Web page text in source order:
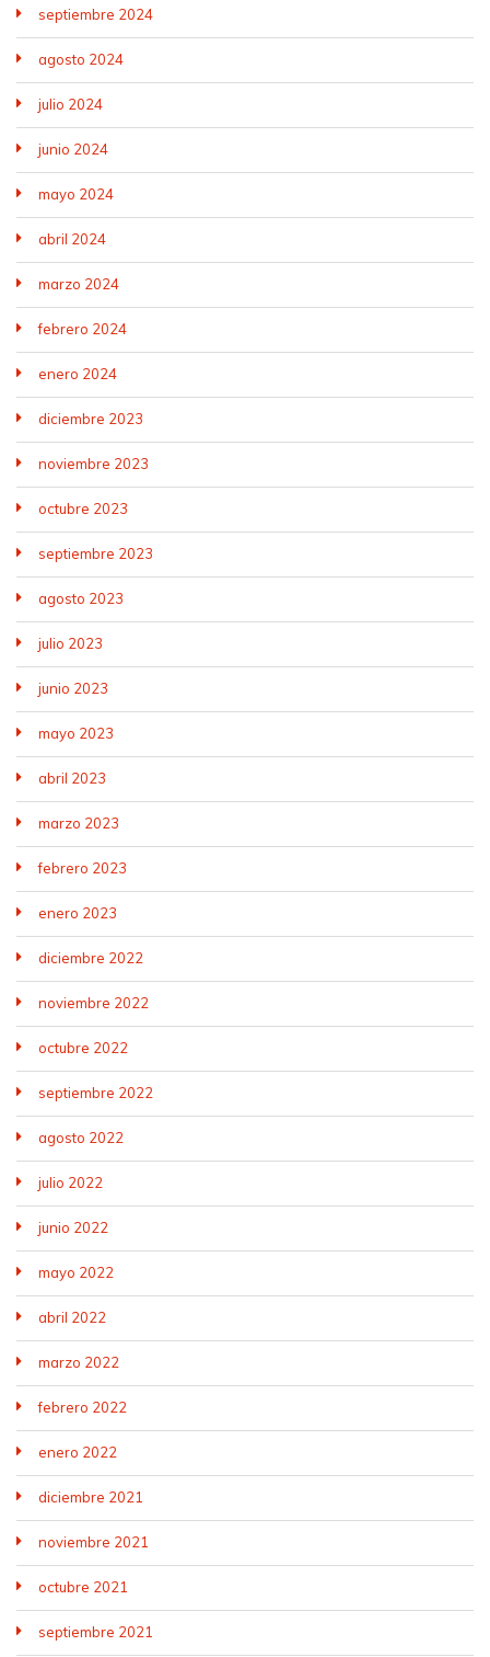
septiembre 2024
agosto 2024
julio 2024
junio 2024
mayo 2024
abril 2024
marzo 2024
febrero 2024
enero 2024
diciembre 2023
noviembre 2023
octubre 2023
septiembre 2023
agosto 2023
julio 2023
junio 2023
mayo 2023
abril 2023
marzo 2023
febrero 2023
enero 2023
diciembre 2022
noviembre 2022
octubre 2022
septiembre 2022
agosto 2022
julio 2022
junio 2022
mayo 2022
abril 2022
marzo 2022
febrero 2022
enero 2022
diciembre 2021
noviembre 2021
octubre 2021
septiembre 2021